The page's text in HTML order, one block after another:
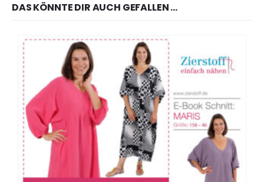
DAS KÖNNTE DIR AUCH GEFALLEN …